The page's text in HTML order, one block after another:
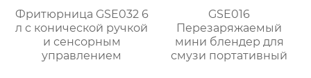
Фритюрница GSE032 6
л с конической ручкой
и сенсорным
управлением
GSE016
Перезаряжаемый
мини блендер для
смузи портативный